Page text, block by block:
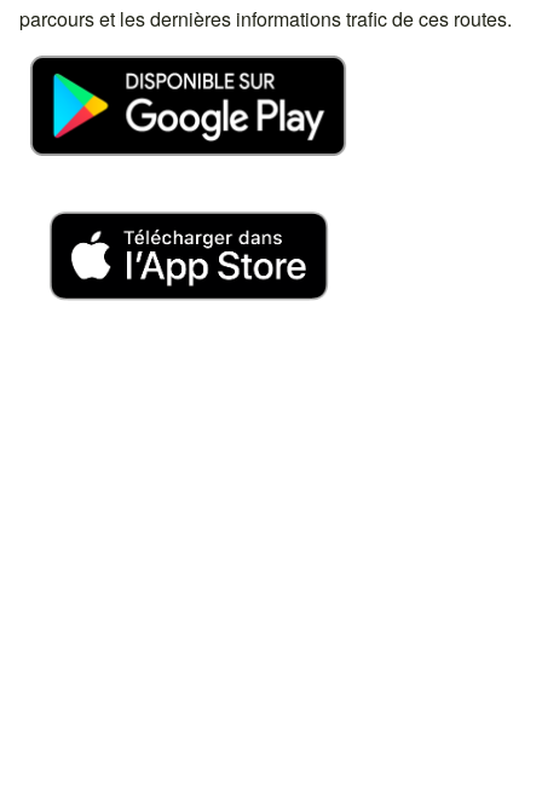
parcours et les dernières informations trafic de ces routes.